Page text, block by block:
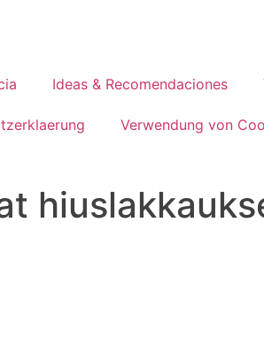
Ideas & Recomendaciones
Verwendung von